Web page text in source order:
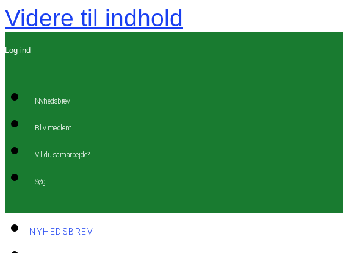
Videre til indhold
Log ind
Nyhedsbrev
Bliv medlem
Vil du samarbejde?
Søg
NYHEDSBREV